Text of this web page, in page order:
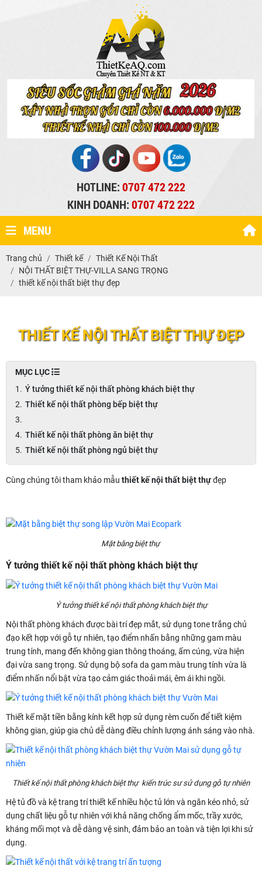
HOTLINE:0707 472 222
KINH DOANH:0707 472 222
MENU
Trang chủ Thiết kế
Thiết Kế Nội Thất
NỘI THẤT BIỆT THỰ-VILLA SANG TRỌNG
thiết kế nội thất biệt thự đẹp
THIẾT KẾ NỘI THẤT BIỆT THỰ ĐẸP
MỤC LỤC
Ý tưởng thiết kế nội thất phòng khách biệt thự
Thiết kế nội thất phòng bếp biệt thự
Thiết kế nội thất phòng ăn biệt thự
Thiết kế nội thất phòng ngủ biệt thự
Cùng chúng tôi tham khảo mẫu thiết kế nội thất biệt thựđẹp
Mặt bằng biệt thự
Ý tưởng thiết kế nội thất phòng khách biệt thự
Ý tưởng thiết kế nội thất phòng khách biệt thự
Nội thất phòng khách được bài trí đẹp mắt, sử dụng tone trắng chủ
đạo kết hợp với gỗ tự nhiên, tạo điểm nhấn bằng những gam màu
trung tính, mang đến không gian thông thoáng, ấm cúng, vừa hiện
đại vừa sang trọng. Sử dụng bộ sofa da gam màu trung tính vừa là
điểm nhấn nổi bật vừa tạo cảm giác thoải mái, êm ái khi ngồi.
Thiết kế mặt tiền bằng kính kết hợp sử dụng rèm cuốn để tiết kiệm
không gian, giúp gia chủ dễ dàng điều chỉnh lượng ánh sáng vào nhà.
Thiết kế nội thất phòng khách biệt thự kiến trúc sư sử dụng gỗ tự nhiên
Hệ tủ đồ và kệ trang trí thiết kế nhiều hộc tủ lớn và ngăn kéo nhỏ, sử
dụng chất liệu gỗ tự nhiên với khả năng chống ẩm mốc, trầy xước,
kháng mối mọt và dễ dàng vệ sinh, đảm bảo an toàn và tiện lợi khi sử
dụng.